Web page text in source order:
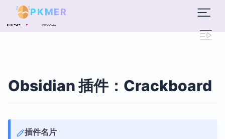
PKMER
目录 概述
Obsidian 插件：Crackboard
插件名片